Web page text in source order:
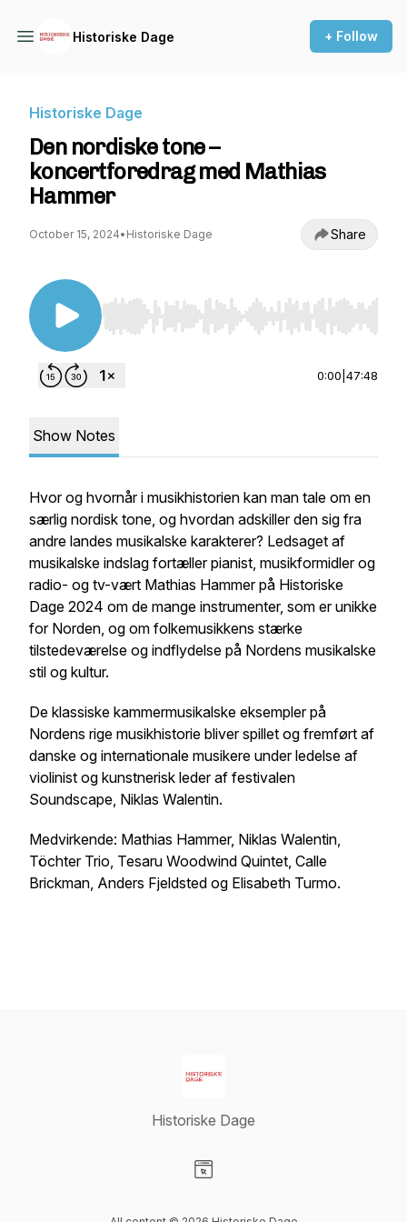
Historiske Dage + Follow
Historiske Dage
Den nordiske tone –
koncertforedrag med Mathias
Hammer
October 15, 2024• Historiske Dage Share
Use Left/Right to seek, Home/End to jump to
0:00 47:48
Show Notes
Hvor og hvornår i musikhistorien kan man tale om en
særlig nordisk tone, og hvordan adskiller den sig fra
andre landes musikalske karakterer? Ledsaget af
musikalske indslag fortæller pianist, musikformidler og
radio- og tv-vært Mathias Hammer på Historiske
Dage 2024 om de mange instrumenter, som er unikke
for Norden, og om folkemusikkens stærke
tilstedeværelse og indflydelse på Nordens musikalske
stil og kultur.
De klassiske kammermusikalske eksempler på
Nordens rige musikhistorie bliver spillet og fremført af
danske og internationale musikere under ledelse af
violinist og kunstnerisk leder af festivalen
Soundscape, Niklas Walentin.
Medvirkende: Mathias Hammer, Niklas Walentin,
Töchter Trio, Tesaru Woodwind Quintet, Calle
Brickman, Anders Fjeldsted og Elisabeth Turmo.
Historiske Dage